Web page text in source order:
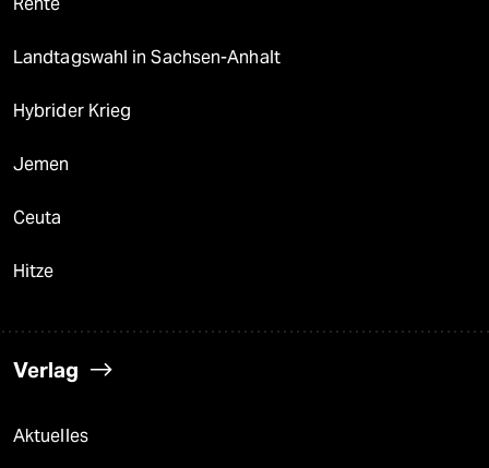
Landtagswahl in Sachsen-Anhalt
Hybrider Krieg
Jemen
Ceuta
Hitze
Verlag
Aktuelles